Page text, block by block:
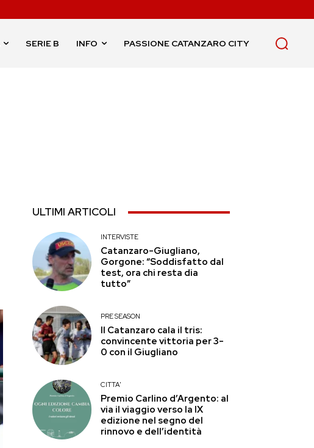
SERIE B INFO PASSIONE CATANZARO CITY
ULTIMI ARTICOLI
INTERVISTE
Catanzaro-Giugliano,
Gorgone: “Soddisfatto dal
test, ora chi resta dia
tutto”
PRE SEASON
Il Catanzaro cala il tris:
convincente vittoria per 3-
0 con il Giugliano
CITTA'
Premio Carlino d’Argento: al
via il viaggio verso la IX
edizione nel segno del
rinnovo e dell’identità